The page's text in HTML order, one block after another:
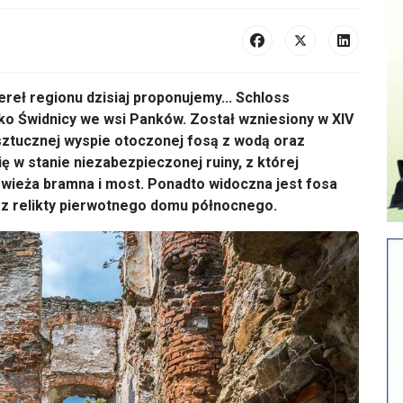
regionu dzisiaj proponujemy... Schloss
Świdnicy we wsi Panków. Został wzniesiony w XIV
wyspie otoczonej fosą z wodą oraz
w stanie niezabezpieczonej ruiny, z której
bramna i most. Ponadto widoczna jest fosa
relikty pierwotnego domu północnego.